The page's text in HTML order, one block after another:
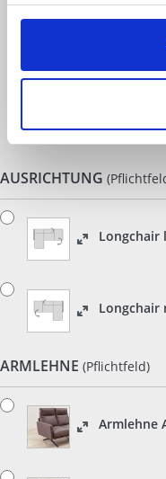
Wir verwenden
können und die
Außerdem geben wir
Werbung und
zusammen, die Sie
195
AUSRICHTUNG
Longchair
Longchair
ARMLEHNE (Pflichtfeld)
Armlehne